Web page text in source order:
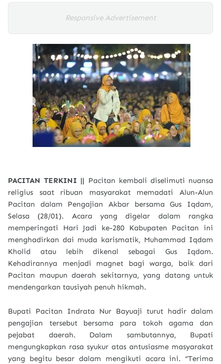
Responsive Advertisement
PACITAN TERKINI || Pacitan kembali diselimuti nuansa
religius saat ribuan masyarakat memadati Alun-Alun
Pacitan dalam Pengajian Akbar bersama Gus Iqdam,
Selasa (28/01). Acara yang digelar dalam rangka
memperingati Hari Jadi ke-280 Kabupaten Pacitan ini
menghadirkan dai muda karismatik, Muhammad Iqdam
Kholid atau lebih dikenal sebagai Gus Iqdam.
Kehadirannya menjadi magnet bagi warga, baik dari
Pacitan maupun daerah sekitarnya, yang datang untuk
mendengarkan tausiyah penuh hikmah.
Bupati Pacitan Indrata Nur Bayuaji turut hadir dalam
pengajian tersebut bersama para tokoh agama dan
pejabat daerah. Dalam sambutannya, Bupati
mengungkapkan rasa syukur atas antusiasme masyarakat
yang begitu besar dalam mengikuti acara ini. “Terima